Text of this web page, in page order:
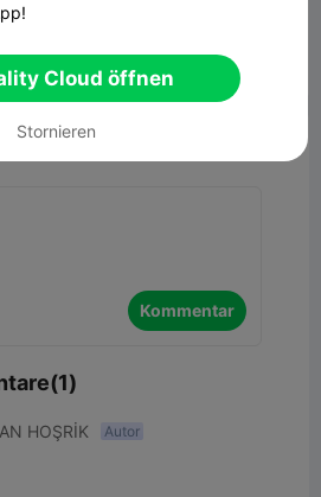
3D-Modell
3  1
Kommentar
HOŞRİK Autor
Cloud öffnen
Stornieren